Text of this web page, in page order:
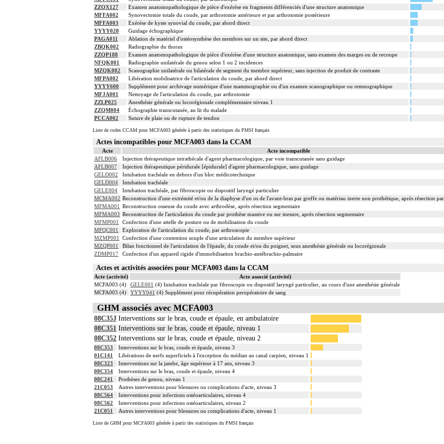
ZZQX127
Examen anatomopathologique de pièce d'exérèse en fragments différenciés d'une structure anatomique
MFFA002
Synovectomie totale du coude, par arthrotomie antérieure et par arthrotomie postérieure
MFFA003
Exérèse de kyste synovial du coude, par abord direct
YYYY028
Guidage échographique
PAGA011
Ablation de matériel d'ostéosynthèse des membres sur un site, par abord direct
ZBQK002
Radiographie du thorax
ZZQP188
Examen anatomopathologique de pièce d'exérèse d'une structure anatomique, sans examen des marges ou de recoupe
NFQK001
Radiographie unilatérale du genou selon 1 ou 2 incidences
MZQK002
Scanographie unilatérale ou bilatérale de segment du membre supérieur, sans injection de produit de contraste
MFPA002
Libération mobilisatrice de l'articulation du coude, par abord direct
YYYY600
Supplément pour archivage numérique d'une mammographie ou d'un examen scanographique ou remnographique
MFJA001
Nettoyage de l'articulation du coude, par arthrotomie
ZZLP025
Anesthésie générale ou locorégionale complémentaire niveau 1
ZZQM004
Échographie transcutanée, au lit du malade
PCCA002
Suture de plaie ou de rupture de tendon
Liste de codes CCAM pour MCFA003 générée à partir des statistiques du PMSI français
Actes incompatibles pour MCFA003 dans la CCAM
Acte
Acte incompatible
AFLB006
Injection thérapeutique intrathécale d'agent pharmacologique, par voie transcutanée sans guidage
AFLB007
Injection thérapeutique péridurale [épidurale] d'agent pharmacologique, sans guidage
GELD002
Intubation trachéale en dehors d'un bloc médicotechnique
GELD004
Intubation trachéale
GELE004
Intubation trachéale, par fibroscopie ou dispositif laryngé particulier
MCMA002 Reconstruction d'une extrémité et/ou de la diaphyse d'un os de l'avant-bras par greffe ou matériau inerte non prothétique, après résection
MFMA001 Reconstruction osseuse du coude avec arthrodèse, après résection segmentaire
MFMA003 Reconstruction de l'articulation du coude par prothèse massive ou sur mesure, après résection segmentaire
MFMP001
Confection d'une attelle de posture ou de mobilisation du coude
MFQC001
Exploration de l'articulation du coude, par arthroscopie
MZMP001 Confection d'une contention souple d'une articulation du membre supérieur
MZQP001
Bilan fonctionnel de l'articulation de l'épaule, du coude et/ou du poignet, sous anesthésie générale ou locorégionale
ZDMP017
Confection d'un appareil rigide d'immobilisation brachio-antébrachio-palmaire
Actes et activités associées pour MCFA003 dans la CCAM
Acte (activité)
Acte associé (activité)
MCFA003 (4)
GELE001 (4) Intubation trachéale par fibroscopie ou dispositif laryngé particulier, au cours d'une anesthésie générale
MCFA003 (4)
YYYY041 (4) Supplément pour récupération peropératoire de sang
GHM associés avec MCFA003
08C35J Interventions sur le bras, coude et épaule, en ambulatoire
08C351 Interventions sur le bras, coude et épaule, niveau 1
08C352 Interventions sur le bras, coude et épaule, niveau 2
08C353
Interventions sur le bras, coude et épaule, niveau 3
01C141
Libérations de nerfs superficiels à l'exception du médian au canal carpien, niveau 1
08C323
Interventions sur la jambe, âge supérieur à 17 ans, niveau 3
08C354
Interventions sur le bras, coude et épaule, niveau 4
08C241
Prothèses de genou, niveau 1
21C053
Autres interventions pour blessures ou complications d'acte, niveau 3
08C564
Interventions pour infections ostéoarticulaires, niveau 4
08C562
Interventions pour infections ostéoarticulaires, niveau 2
21C051
Autres interventions pour blessures ou complications d'acte, niveau 1
Liste de GHM pour MCFA003 générée à partir des statistiques du PMSI français